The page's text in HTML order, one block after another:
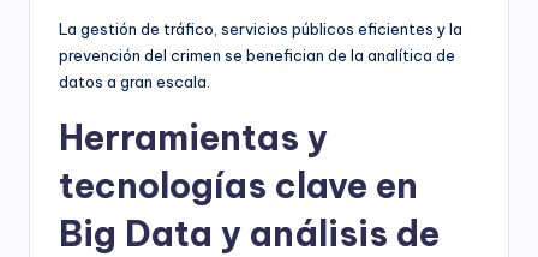
La gestión de tráfico, servicios públicos eficientes y la
prevención del crimen se benefician de la analítica de
datos a gran escala.
Herramientas y
tecnologías clave en
Big Data y análisis de